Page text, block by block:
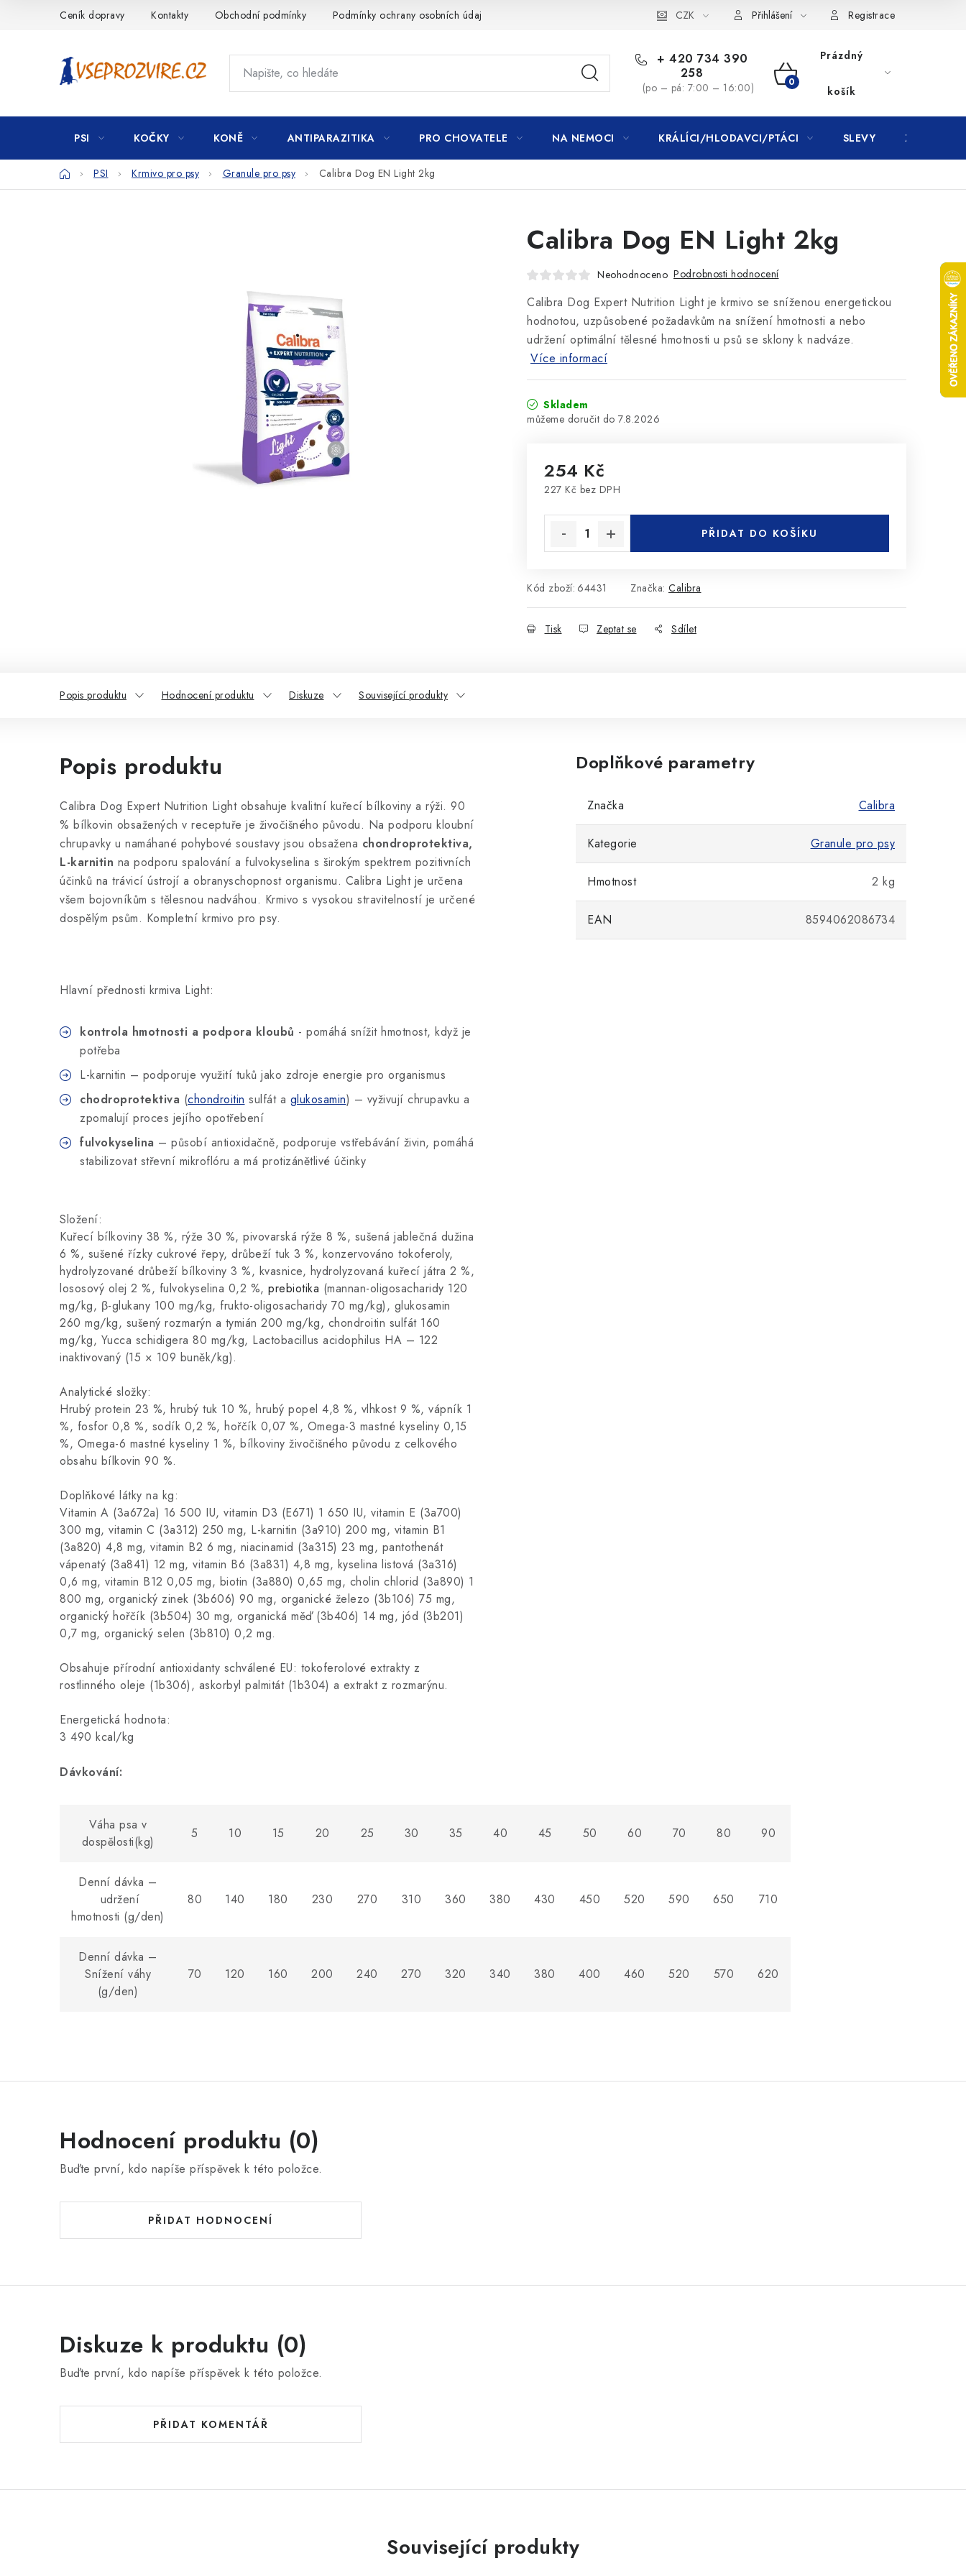
Ceník dopravy Kontakty Obchodní podmínky Podmínky ochrany osobních údajů CZK Přihlášení Registrace
+ 420 734 390
258
(po – pá: 7:00 – 16:00)
NÁKUPNÍ
KOŠÍK
Prázdný
košík
PSI KOČKY KONĚ ANTIPARAZITIKA PRO CHOVATELE NA NEMOCI KRÁLÍCI/HLODAVCI/PTÁCI SLEVY ZNAČKY
DomůPSI Krmivo pro psy Granule pro psy Calibra Dog EN Light 2kg
Calibra Dog EN Light 2kg
Neohodnoceno Podrobnosti hodnocení
Calibra Dog Expert Nutrition Light je krmivo se sníženou energetickou
hodnotou, uzpůsobené požadavkům na snížení hmotnosti a nebo
udržení optimální tělesné hmotnosti u psů se sklony k nadváze.
Více informací
Skladem
7.8.2026
254 Kč
227 Kč bez DPH
PŘIDAT DO KOŠÍKU
Kód zboží: 64431 Značka: Calibra
Tisk Zeptat se Sdílet
Popis produktu Hodnocení produktu Diskuze Související produkty
Popis produktu
Calibra Dog Expert Nutrition Light obsahuje kvalitní kuřecí bílkoviny a rýži. 90
% bílkovin obsažených v receptuře je živočišného původu. Na podporu kloubní
chrupavky u namáhané pohybové soustavy jsou obsažena chondroprotektiva,
L-karnitin na podporu spalování a fulvokyselina s širokým spektrem pozitivních
účinků na trávicí ústrojí a obranyschopnost organismu. Calibra Light je určena
všem bojovníkům s tělesnou nadváhou. Krmivo s vysokou stravitelností je určené
dospělým psům. Kompletní krmivo pro psy.
Hlavní přednosti krmiva Light:
kontrola hmotnosti a podpora kloubů - pomáhá snížit hmotnost, když je
potřeba
L-karnitin – podporuje využití tuků jako zdroje energie pro organismus
chodroprotektiva (chondroitin sulfát a glukosamin) – vyživují chrupavku a
zpomalují proces jejího opotřebení
fulvokyselina – působí antioxidačně, podporuje vstřebávání živin, pomáhá
stabilizovat střevní mikroflóru a má protizánětlivé účinky
Složení:
Kuřecí bílkoviny 38 %, rýže 30 %, pivovarská rýže 8 %, sušená jablečná dužina
6 %, sušené řízky cukrové řepy, drůbeží tuk 3 %, konzervováno tokoferoly,
hydrolyzované drůbeží bílkoviny 3 %, kvasnice, hydrolyzovaná kuřecí játra 2 %,
lososový olej 2 %, fulvokyselina 0,2 %, prebiotika (mannan-oligosacharidy 120
mg/kg, β-glukany 100 mg/kg, frukto-oligosacharidy 70 mg/kg), glukosamin
260 mg/kg, sušený rozmarýn a tymián 200 mg/kg, chondroitin sulfát 160
mg/kg, Yucca schidigera 80 mg/kg, Lactobacillus acidophilus HA – 122
inaktivovaný (15 × 109 buněk/kg).
Analytické složky:
Hrubý protein 23 %, hrubý tuk 10 %, hrubý popel 4,8 %, vlhkost 9 %, vápník 1
%, fosfor 0,8 %, sodík 0,2 %, hořčík 0,07 %, Omega-3 mastné kyseliny 0,15
%, Omega-6 mastné kyseliny 1 %, bílkoviny živočišného původu z celkového
obsahu bílkovin 90 %.
Doplňkové látky na kg:
Vitamin A (3a672a) 16 500 IU, vitamin D3 (E671) 1 650 IU, vitamin E (3a700)
300 mg, vitamin C (3a312) 250 mg, L-karnitin (3a910) 200 mg, vitamin B1
(3a820) 4,8 mg, vitamin B2 6 mg, niacinamid (3a315) 23 mg, pantothenát
vápenatý (3a841) 12 mg, vitamin B6 (3a831) 4,8 mg, kyselina listová (3a316)
0,6 mg, vitamin B12 0,05 mg, biotin (3a880) 0,65 mg, cholin chlorid (3a890) 1
800 mg, organický zinek (3b606) 90 mg, organické železo (3b106) 75 mg,
organický hořčík (3b504) 30 mg, organická měď (3b406) 14 mg, jód (3b201)
0,7 mg, organický selen (3b810) 0,2 mg.
Obsahuje přírodní antioxidanty schválené EU: tokoferolové extrakty z
rostlinného oleje (1b306), askorbyl palmitát (1b304) a extrakt z rozmarýnu.
Energetická hodnota:
3 490 kcal/kg
Dávkování:
Váha psa v
dospělosti(kg)
5 10 15 20 25 30 35 40 45 50 60 70 80 90
Denní dávka –
udržení
hmotnosti (g/den)
80 140 180 230 270 310 360 380 430 450 520 590 650 710
Denní dávka –
Snížení váhy
(g/den)
70 120 160 200 240 270 320 340 380 400 460 520 570 620
Doplňkové parametry
Značka Calibra
Kategorie Granule pro psy
Hmotnost 2 kg
EAN 8594062086734
Hodnocení produktu (0)
Buďte první, kdo napíše příspěvek k této položce.
PŘIDAT HODNOCENÍ
Diskuze k produktu (0)
Buďte první, kdo napíše příspěvek k této položce.
PŘIDAT KOMENTÁŘ
Související produkty